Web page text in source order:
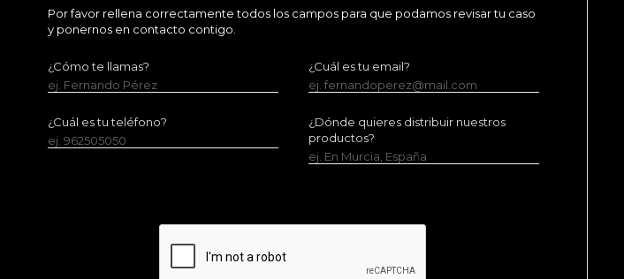
Por favor rellena correctamente todos los campos para que podamos revisar tu caso
y ponernos en contacto contigo.
¿Cómo te llamas?
ej. Fernando Pérez
¿Cuál es tu email?
ej. fernandoperez@mail.com
¿Cuál es tu teléfono?
ej. 962505050
¿Dónde quieres distribuir nuestros
productos?
ej. En Murcia, España